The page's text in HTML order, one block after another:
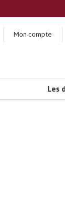
Mon compte
Les